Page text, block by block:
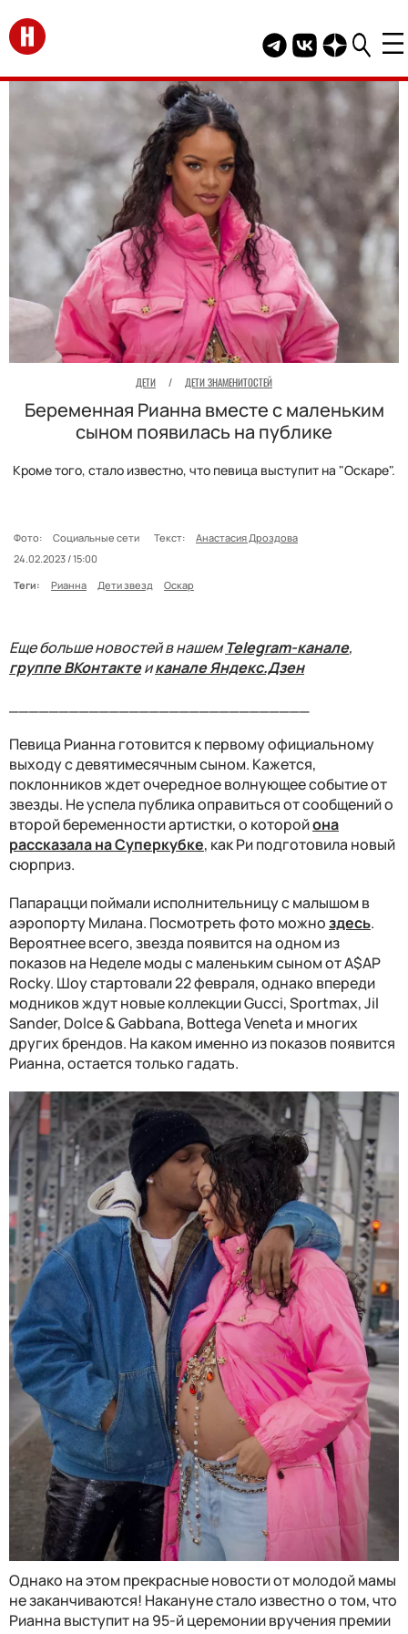
Перейти на главную
Telegram канал
Группа HELLO
Канал
ДЕТИ / ДЕТИ ЗНАМЕНИТОСТЕЙ
Беременная Рианна вместе с маленьким
сыном появилась на публике
Кроме того, стало известно, что певица выступит на "Оскаре".
Фото: Социальные сети Текст:
Анастасия Дроздова
24.02.2023 / 15:00
Теги:
Рианна Дети звезд Оскар
Еще больше новостей в нашемTelegram-канале,
группе ВКонтактеиканале Яндекс.Дзен
Певица Рианна готовится к первому официальному
выходу с девятимесячным сыном. Кажется,
поклонников ждет очередное волнующее событие от
звезды. Не успела публика оправиться от сообщений о
второй беременности артистки, о которойона
рассказала на Суперкубке, как Ри подготовила новый
сюрприз.
Папарацци поймали исполнительницу с малышом в
аэропорту Милана. Посмотреть фото можноздесь.
Вероятнее всего, звезда появится на одном из
показов на Неделе моды с маленьким сыном от A$AP
Rocky. Шоу стартовали 22 февраля, однако впереди
модников ждут новые коллекции Gucci, Sportmax, Jil
Sander, Dolce & Gabbana, Bottega Veneta и многих
других брендов. На каком именно из показов появится
Рианна, остается только гадать.
Однако на этом прекрасные новости от молодой мамы
не заканчиваются! Накануне стало известно о том, что
Рианна выступит на 95-й церемонии вручения премии